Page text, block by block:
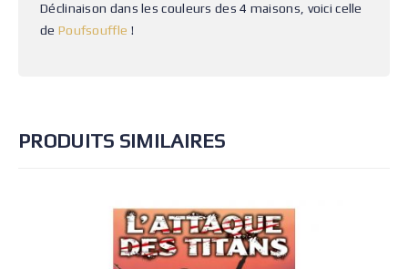
Déclinaison dans les couleurs des 4 maisons, voici celle
de Poufsouffle !
PRODUITS SIMILAIRES